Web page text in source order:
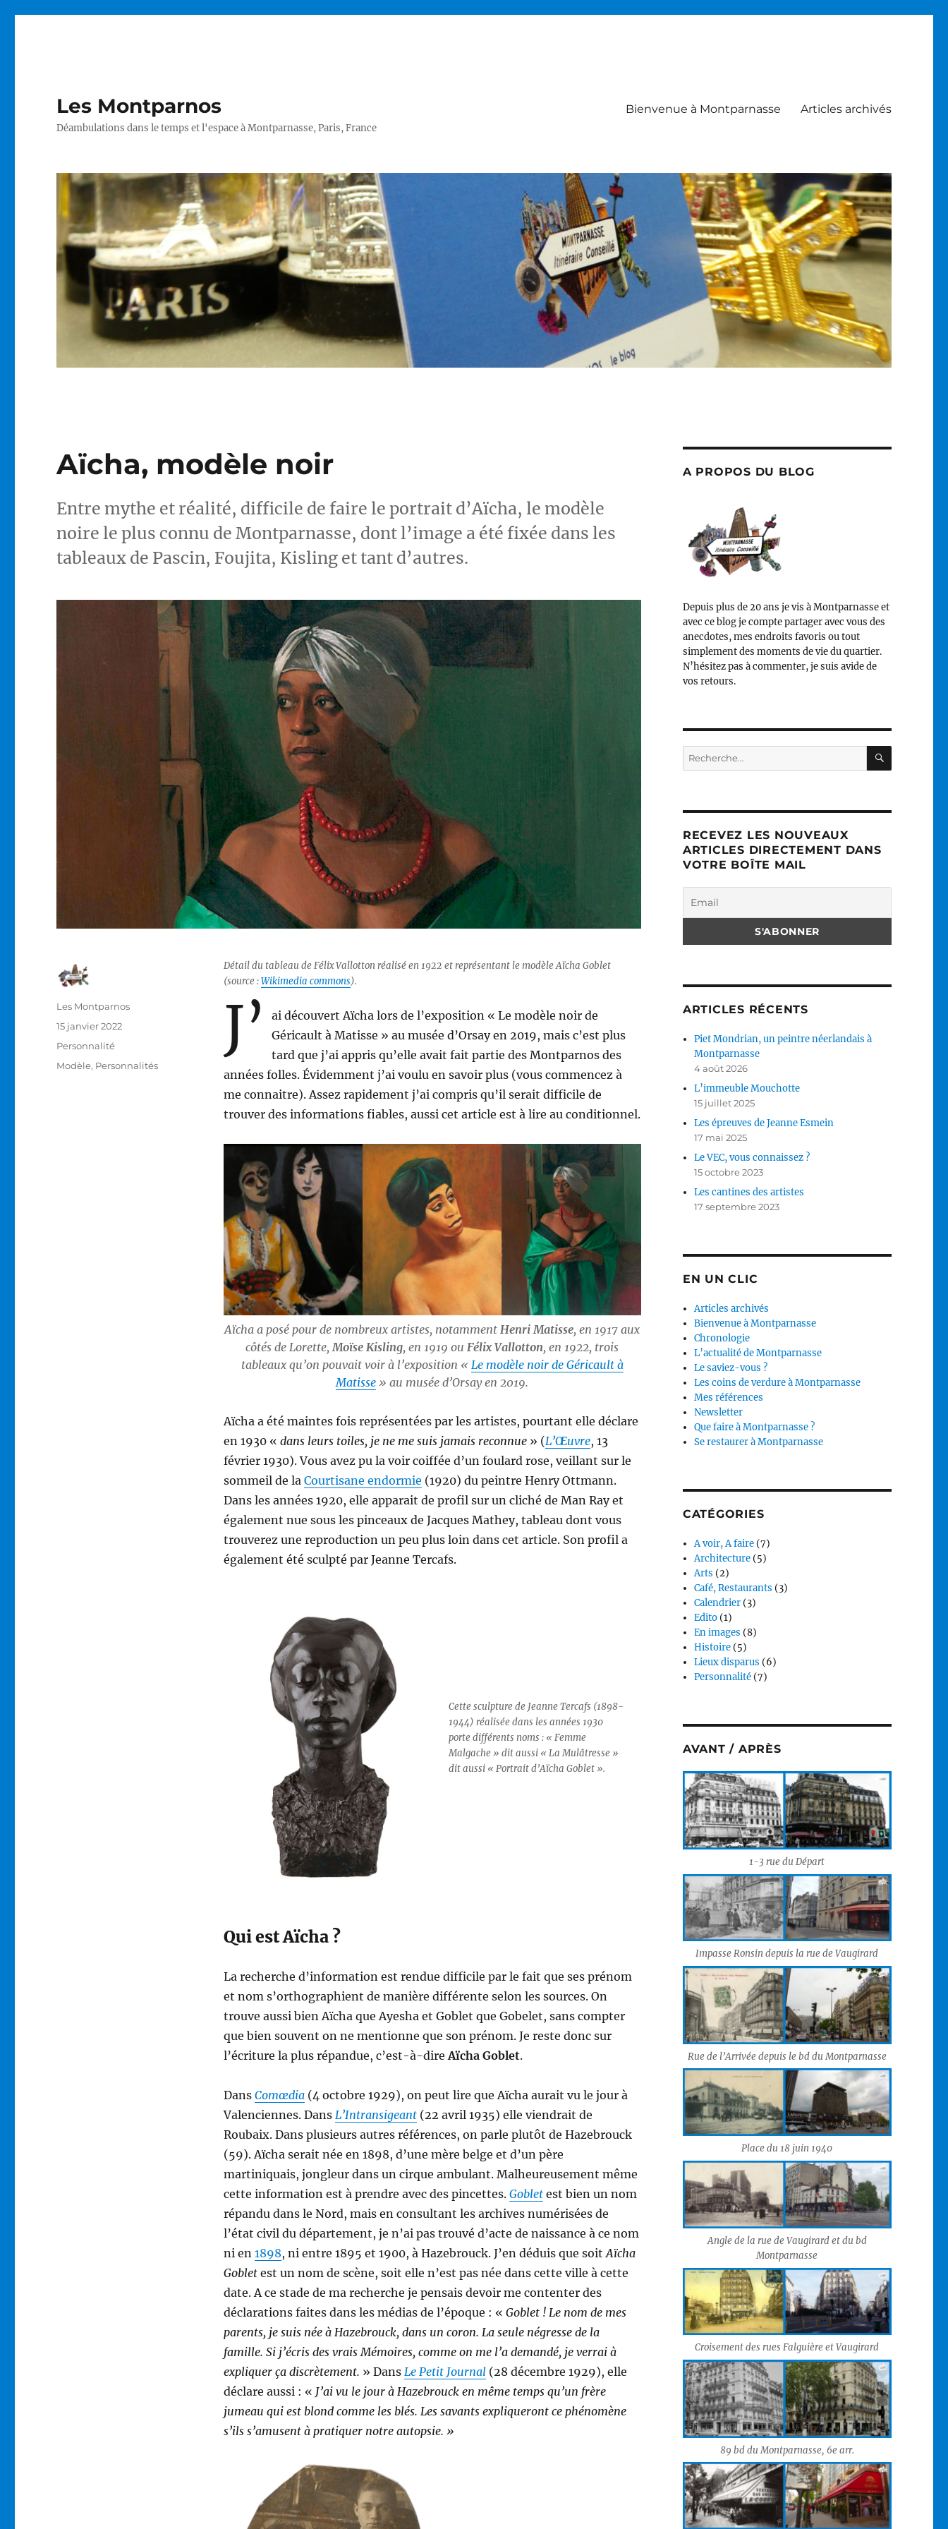
Les Montparnos
Déambulations dans le temps et l'espace à Montparnasse, Paris, France
Bienvenue à Montparnasse Articles archivés
Aïcha, modèle noir
Entre mythe et réalité, difficile de faire le portrait d’Aïcha, le modèle
noire le plus connu de Montparnasse, dont l’image a été fixée dans les
tableaux de Pascin, Foujita, Kisling et tant d’autres.
Détail du tableau de Félix Vallotton réalisé en 1922 et représentant le modèle Aïcha Goblet
(source :Wikimedia commons).
J’
ai découvert Aïcha lors de l’exposition « Le modèle noir de
Géricault à Matisse » au musée d’Orsay en 2019, mais c’est plus
tard que j’ai appris qu’elle avait fait partie des Montparnos des
années folles. Évidemment j’ai voulu en savoir plus (vous commencez à
me connaitre). Assez rapidement j’ai compris qu’il serait difficile de
trouver des informations fiables, aussi cet article est à lire au conditionnel.
Aïcha a posé pour de nombreux artistes, notammentHenri Matisse, en 1917 aux
côtés de Lorette,Moïse Kisling, en 1919 ouFélix Vallotton, en 1922, trois
tableaux qu’on pouvait voir à l’exposition « Le modèle noir de Géricault à
Matisse » au musée d’Orsay en 2019.
Aïcha a été maintes fois représentées par les artistes, pourtant elle déclare
en 1930 « dans leurs toiles, je ne me suis jamais reconnue» (L’Œuvre, 13
février 1930). Vous avez pu la voir coiffée d’un foulard rose, veillant sur le
sommeil de la Courtisane endormie (1920) du peintre Henry Ottmann.
Dans les années 1920, elle apparait de profil sur un cliché de Man Ray et
également nue sous les pinceaux de Jacques Mathey, tableau dont vous
trouverez une reproduction un peu plus loin dans cet article. Son profil a
également été sculpté par Jeanne Tercafs.
Cette sculpture de Jeanne Tercafs (1898-
1944) réalisée dans les années 1930
porte différents noms : « Femme
Malgache » dit aussi « La Mulâtresse »
dit aussi « Portrait d’Aïcha Goblet ».
Qui est Aïcha ?
La recherche d’information est rendue difficile par le fait que ses prénom
et nom s’orthographient de manière différente selon les sources. On
trouve aussi bien Aïcha que Ayesha et Goblet que Gobelet, sans compter
que bien souvent on ne mentionne que son prénom. Je reste donc sur
l’écriture la plus répandue, c’est-à-dire Aïcha Goblet.
Dans Comœdia(4 octobre 1929), on peut lire que Aïcha aurait vu le jour à
Valenciennes. Dans L’Intransigeant(22 avril 1935) elle viendrait de
Roubaix. Dans plusieurs autres références, on parle plutôt de Hazebrouck
(59). Aïcha serait née en 1898, d’une mère belge et d’un père
martiniquais, jongleur dans un cirque ambulant. Malheureusement même
cette information est à prendre avec des pincettes. Goblet est bien un nom
répandu dans le Nord, mais en consultant les archives numérisées de
l’état civil du département, je n’ai pas trouvé d’acte de naissance à ce nom
ni en 1898, ni entre 1895 et 1900, à Hazebrouck. J’en déduis que soit Aïcha
Gobletest un nom de scène, soit elle n’est pas née dans cette ville à cette
date. A ce stade de ma recherche je pensais devoir me contenter des
déclarations faites dans les médias de l’époque : « Goblet ! Le nom de mes
parents, je suis née à Hazebrouck, dans un coron. La seule négresse de la
famille. Si j’écris des vrais Mémoires, comme on me l’a demandé, je verrai à
expliquer ça discrètement. » Dans Le Petit Journal(28 décembre 1929), elle
déclare aussi : « J’ai vu le jour à Hazebrouck en même temps qu’un frère
jumeau qui est blond comme les blés. Les savants expliqueront ce phénomène
s’ils s’amusent à pratiquer notre autopsie. »
Auteur
Les Montparnos
Publié
le
15 janvier 2022
Catégories
Personnalité
Étiquettes
Modèle, Personnalités
A PROPOS DU BLOG
Depuis plus de 20 ans je vis à Montparnasse et
avec ce blog je compte partager avec vous des
anecdotes, mes endroits favoris ou tout
simplement des moments de vie du quartier.
N’hésitez pas à commenter, je suis avide de
vos retours.
Recherche
pour :
RECEVEZ LES NOUVEAUX
ARTICLES DIRECTEMENT DANS
VOTRE BOÎTE MAIL
ARTICLES RÉCENTS
Piet Mondrian, un peintre néerlandais à
Montparnasse
4 août 2026
L’immeuble Mouchotte
15 juillet 2025
Les épreuves de Jeanne Esmein
17 mai 2025
Le VEC, vous connaissez ?
15 octobre 2023
Les cantines des artistes
17 septembre 2023
EN UN CLIC
Articles archivés
Bienvenue à Montparnasse
Chronologie
L’actualité de Montparnasse
Le saviez-vous ?
Les coins de verdure à Montparnasse
Mes références
Newsletter
Que faire à Montparnasse ?
Se restaurer à Montparnasse
CATÉGORIES
A voir, A faire (7)
Architecture (5)
Arts (2)
Café, Restaurants (3)
Calendrier (3)
Edito (1)
En images (8)
Histoire (5)
Lieux disparus (6)
Personnalité (7)
AVANT / APRÈS
1-3 rue du Départ
Impasse Ronsin depuis la rue de Vaugirard
Rue de l’Arrivée depuis le bd du Montparnasse
Place du 18 juin 1940
Angle de la rue de Vaugirard et du bd
Montparnasse
Croisement des rues Falguière et Vaugirard
89 bd du Montparnasse, 6e arr.